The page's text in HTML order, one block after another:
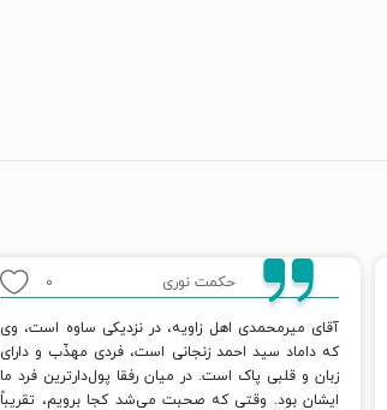
حکمت نوری ۰
آقای میرمحمدی اهل زاویه، در نزدیکی ساوه است، وی
که داماد سید احمد زنجانی است، فردی مهذّب و دارای
زبان و قلبی پاک است. در میان رفقا پول‌دارترین فرد ما
ایشان بود. وقتی که صحبت می‌شد کجا برویم، تقریباً